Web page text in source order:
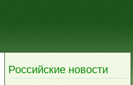
Российские новости